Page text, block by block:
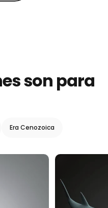
son para
Era Cenozoica